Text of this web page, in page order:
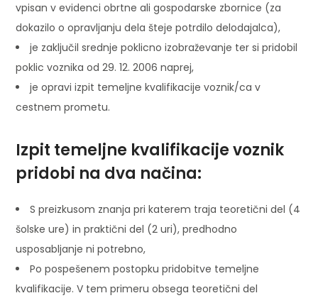
vpisan v evidenci obrtne ali gospodarske zbornice (za
dokazilo o opravljanju dela šteje potrdilo delodajalca),
je zaključil srednje poklicno izobraževanje ter si pridobil
poklic voznika od 29. 12. 2006 naprej,
je opravi izpit temeljne kvalifikacije voznik/ca v
cestnem prometu.
Izpit temeljne kvalifikacije voznik
pridobi na dva načina:
S preizkusom znanja pri katerem traja teoretični del (4
šolske ure) in praktični del (2 uri), predhodno
usposabljanje ni potrebno,
Po pospešenem postopku pridobitve temeljne
kvalifikacije. V tem primeru obsega teoretični del